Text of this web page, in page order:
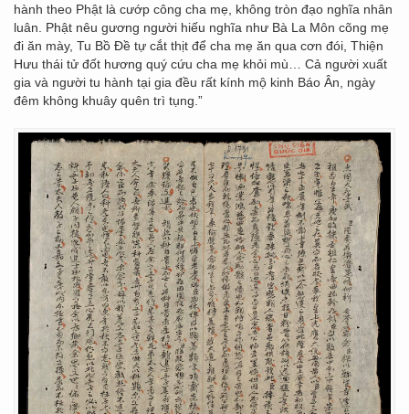
hành theo Phật là cướp công cha mẹ, không tròn đạo nghĩa nhân
luân. Phật nêu gương người hiếu nghĩa như Bà La Môn cõng mẹ
đi ăn mày, Tu Bồ Đề tự cắt thịt để cha mẹ ăn qua cơn đói, Thiện
Hưu thái tử đốt hương quý cứu cha mẹ khỏi mù… Cả người xuất
gia và người tu hành tại gia đều rất kính mộ kinh Báo Ân, ngày
đêm không khuây quên trì tụng.”